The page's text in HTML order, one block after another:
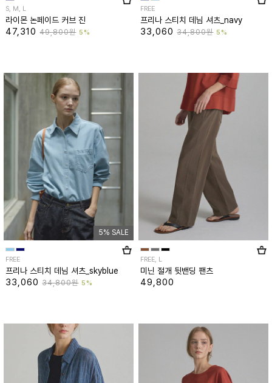
S, M, L
라이몬 논페이드 커브 진
47,31049,800원 5%
FREE
프리나 스티치 데님 셔츠_navy
33,06034,800원 5%
5% SALE
FREE
프리나 스티치 데님 셔츠_skyblue
33,06034,800원 5%
FREE, L
미닌 절개 뒷밴딩 팬츠
49,800